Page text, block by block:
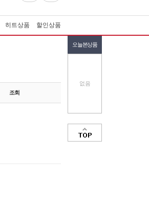
히트상품 할인상품
오늘본상품
없음
조회